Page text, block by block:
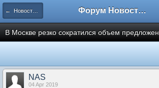
← Новости рынка недвижимости Форум Новостройки
В Москве резко сократился объем
NAS
04 Apr 2019